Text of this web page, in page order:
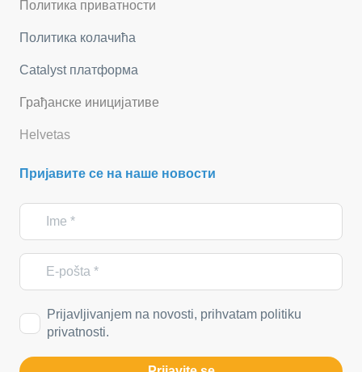
Политика приватности
Политика колачића
Catalyst платформа
Грађанске иницијативе
Helvetas
Пријавите се на наше новости
Prijavljivanjem na novosti, prihvatam politiku
privatnosti.